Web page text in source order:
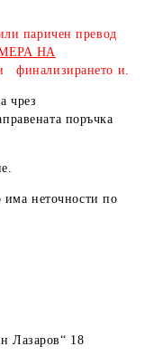
паричен превод
НА
финализирането и.
чрез
поръчка
има неточности по
Лазаров“ 18